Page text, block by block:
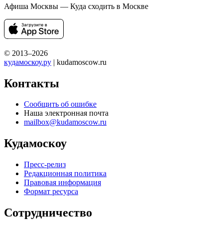
Афиша Москвы — Куда сходить в Москве
© 2013–2026
кудамоскоу.ру | kudamoscow.ru
Контакты
Сообщить об ошибке
Наша электронная почта
mailbox@kudamoscow.ru
Кудамоскоу
Пресс-релиз
Редакционная политика
Правовая информация
Формат ресурса
Сотрудничество